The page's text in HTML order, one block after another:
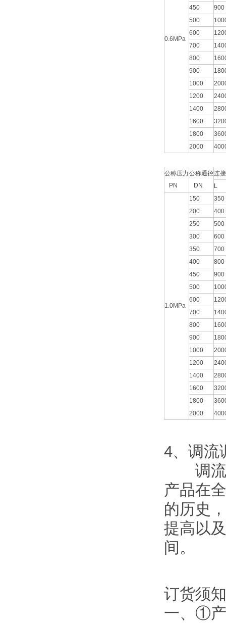
0.6MPa
450
900
500
600
700
800
900
1000
1200
1400
1600
1800
2000
公称压力
PN
公称通径
DN
连
L
1.0MPa
150
350
200
400
250
500
300
600
350
700
400
800
450
900
500
600
700
800
900
1000
1200
1400
1600
1800
2000
4、调流
调流
产品在
的历史
提高以
间。
订货须
一、①